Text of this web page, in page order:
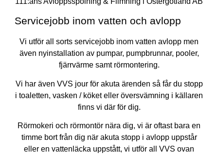
Servicejobb inom vatten och avlopp
Vi utför all sorts servicejobb inom vatten avlopp men
även nyinstallation av pumpar, pumpbrunnar, pooler,
fjärrvärme samt rörmontering.
Vi har även VVS jour för akuta ärenden så får du stopp
i toaletten, vasken / köket eller översvämning i källaren
finns vi där för dig.
Rörmokeri och rörmontör nära dig, vi är oftast bara en
timme bort från dig när akuta stopp i avlopp uppstår
eller en vattenläcka uppstått, vi utför all VVS ovan